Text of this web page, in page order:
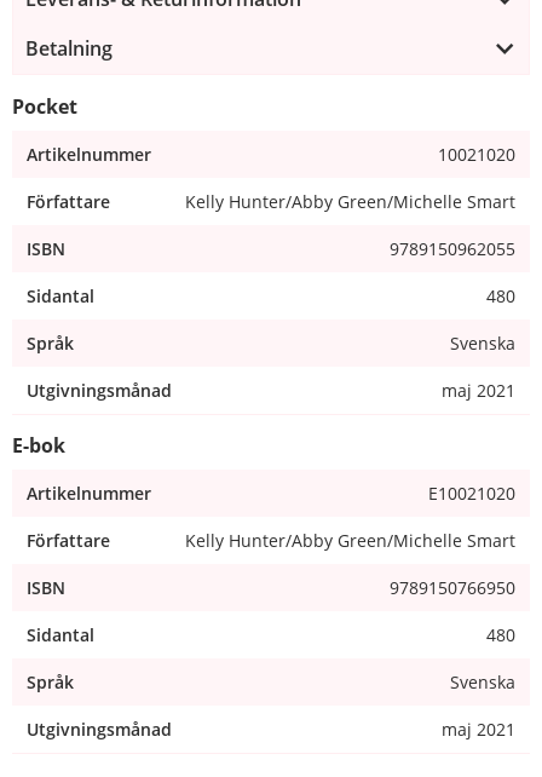
Betalning
Pocket
Artikelnummer 10021020
Författare Kelly Hunter/Abby Green/Michelle Smart
ISBN 9789150962055
Sidantal 480
Språk Svenska
Utgivningsmånad maj 2021
E-bok
Artikelnummer E10021020
Författare Kelly Hunter/Abby Green/Michelle Smart
ISBN 9789150766950
Sidantal 480
Språk Svenska
Utgivningsmånad maj 2021